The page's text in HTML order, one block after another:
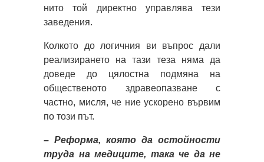
нито той директно управлява тези
заведения.
Колкото до логичния ви въпрос дали
реализирането на тази теза няма да
доведе до цялостна подмяна на
общественото здравеопазване с
частно, мисля, че ние ускорено вървим
по този път.
– Реформа, която да остойности
труда на медиците, така че да не